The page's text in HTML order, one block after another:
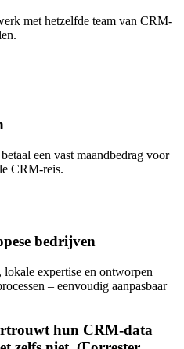
met hetzelfde team van CRM-
een vast maandbedrag voor
CRM-reis.
bedrijven
expertise en ontworpen
– eenvoudig aanpasbaar
hun CRM-data